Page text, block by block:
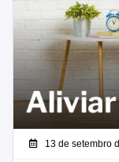
13 de setembro